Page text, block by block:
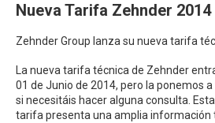
Nueva Tarifa Zehnder 2014
Zehnder Group lanza su nueva tarifa
La nueva tarifa técnica de Zehnder
01 de Junio de 2014, pero la ponemos
si necesitáis hacer alguna consulta.
tarifa presenta una amplia información